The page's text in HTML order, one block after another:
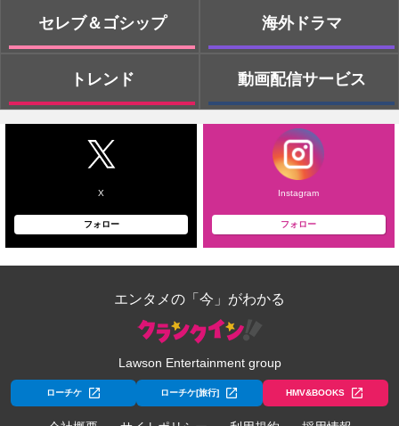
セレブ＆ゴシップ
トレンド
海外ドラマ
動画配信サービス
X
フォロー
Instagram
フォロー
エンタメの「今」がわかる
Lawson Entertainment group
ローチケ ローチケ[旅行] HMV&BOOKS